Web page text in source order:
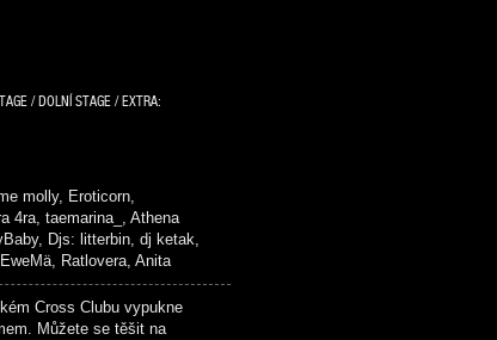
/ DOLNÍ STAGE / EXTRA:
molly, Eroticorn,
4ra, taemarina_, Athena
Djs: litterbin, dj ketak,
Ratlovera, Anita
Cross Clubu vypukne
Můžete se těšit na